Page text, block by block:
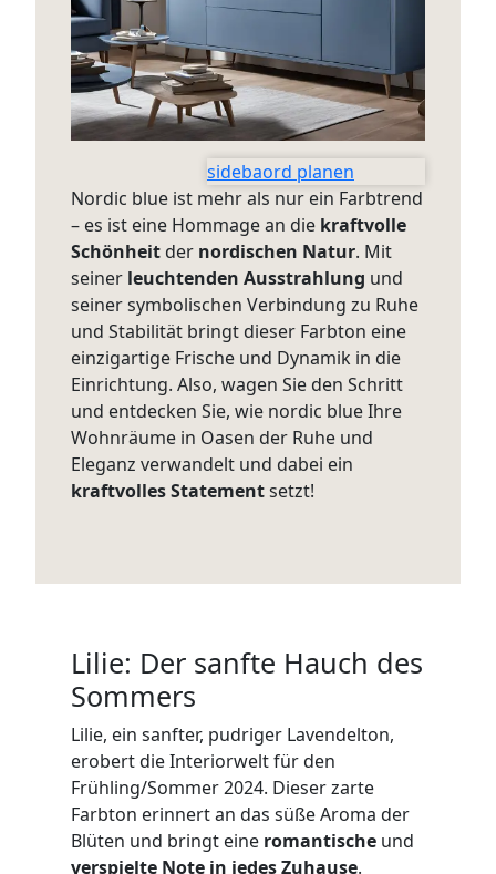
sidebaord planen
Nordic blue ist mehr als nur ein Farbtrend
– es ist eine Hommage an die kraftvolle
Schönheit der nordischen Natur. Mit
seiner leuchtenden Ausstrahlung und
seiner symbolischen Verbindung zu Ruhe
und Stabilität bringt dieser Farbton eine
einzigartige Frische und Dynamik in die
Einrichtung. Also, wagen Sie den Schritt
und entdecken Sie, wie nordic blue Ihre
Wohnräume in Oasen der Ruhe und
Eleganz verwandelt und dabei ein
kraftvolles Statementsetzt!
Lilie: Der sanfte Hauch des
Sommers
Lilie, ein sanfter, pudriger Lavendelton,
erobert die Interiorwelt für den
Frühling/Sommer 2024. Dieser zarte
Farbton erinnert an das süße Aroma der
Blüten und bringt eine romantische und
verspielte Note in jedes Zuhause.